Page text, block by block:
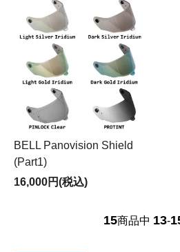
BELL Panovision Shield
(Part1)
16,000円(税込)
15商品中 13-